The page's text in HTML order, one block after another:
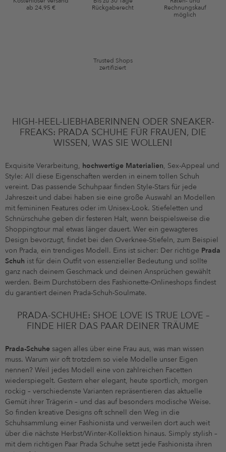
*Gutschein ab Anmeldung 60 Tage einmalig anwendbar. Nicht gültig auf
ab 24,95 €
Rückgaberecht
Rechnungskauf
möglich
Trusted Shops
zertifiziert
HIGH-HEEL-LIEBHABERINNEN ODER SNEAKER-
FREAKS: PRADA SCHUHE FÜR FRAUEN, DIE
WISSEN, WAS SIE WOLLEN!
Exquisite Verarbeitung, hochwertige Materialien, Sex-Appeal und
Style: All diese Eigenschaften werden in einem tollen Schuh
vereint. Das passende Schuhpaar finden Style-Stars für jede
Jahreszeit und dabei haben sie eine große Auswahl an Modellen
mit femininen Features oder im Unisex-Look. Stiefeletten und
Schnürschuhe geben dir festeren Halt, wenn beispielsweise die
Shoppingtour mal etwas länger dauert. Wer ein gewagteres
Design bevorzugt, findet bei den Overknee-Stiefeln, zum Beispiel
von Prada, ein trendiges Modell. Eins ist sicher: Der richtige Prada
Schuh ist für dein Outfit von essenzieller Bedeutung und sollte
ganz nach deinem Geschmack und deinen Ansprüchen gewählt
werden. Beim Durchstöbern des Fashionette-Onlineshops findest
du garantiert deinen Prada-Schuh-Soulmate.
PRADA-SCHUHE: SHOE LOVE IS TRUE LOVE –
FINDE HIER DAS PAAR DEINER TRÄUME
Prada-Schuhe sagen alles über eine Frau aus, was man wissen
muss. Warum wir oft trotzdem so viele Modelle unser Eigen
nennen? Weil jedes Modell eine von zahlreichen Facetten
wiederspiegelt. Gestern eher elegant, heute sportlich, morgen
rockig – verschiedenste Varianten repräsentieren das aktuelle
Gemüt ihrer Trägerin – und das auf besonders modische Weise.
So finden kreative Designs oft schnell den Weg in die
Schuhsammlung einer Fashionista und verweilen dort auch weit
über die nächste Herbst/Winter-Kollektion hinaus. Simply stylish –
mit dem richtigen Paar Prada Schuhe setzt jede Fashionista ihren